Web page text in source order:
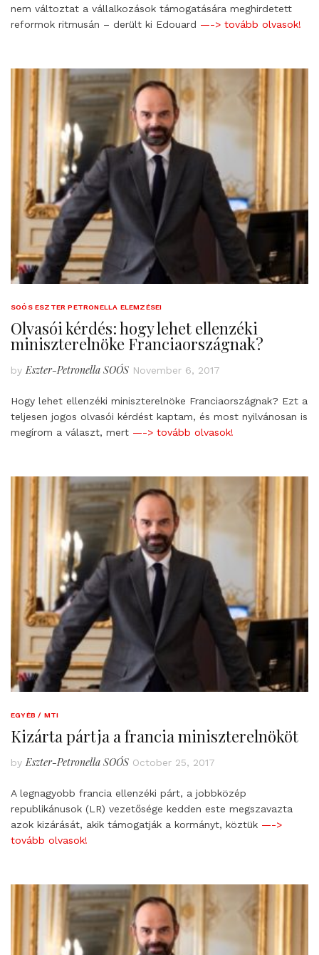
nem változtat a vállalkozások támogatására meghirdetett
reformok ritmusán – derült ki Edouard —-> tovább olvasok!
SOÓS ESZTER PETRONELLA ELEMZÉSEI
Olvasói kérdés: hogy lehet ellenzéki
miniszterelnöke Franciaországnak?
by Eszter-Petronella SOÓS November 6, 2017
Hogy lehet ellenzéki miniszterelnöke Franciaországnak? Ezt a
teljesen jogos olvasói kérdést kaptam, és most nyilvánosan is
megírom a választ, mert —-> tovább olvasok!
EGYÉB / MTI
Kizárta pártja a francia miniszterelnököt
by Eszter-Petronella SOÓS October 25, 2017
A legnagyobb francia ellenzéki párt, a jobbközép
republikánusok (LR) vezetősége kedden este megszavazta
azok kizárását, akik támogatják a kormányt, köztük —->
tovább olvasok!